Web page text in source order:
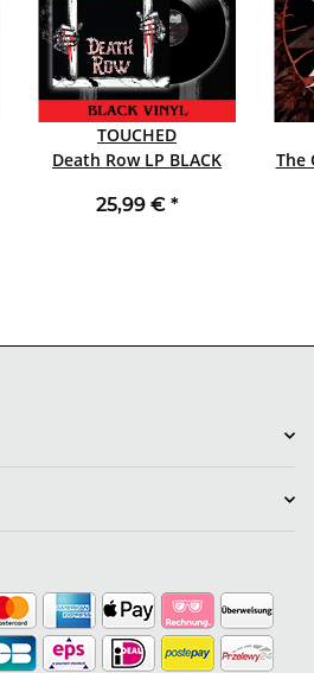
TOUCHED
Death Row LP BLACK
25,99 € *